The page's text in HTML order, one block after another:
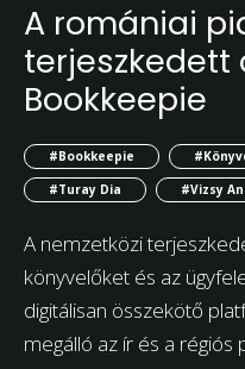
A romániai
terjeszkedett
Bookkeepie
#Bookkeepie
#Turay Dia
#Vizsy
A nemzetközi
könyvelőket és az
digitálisan összekötő
megálló az ír és a régiós